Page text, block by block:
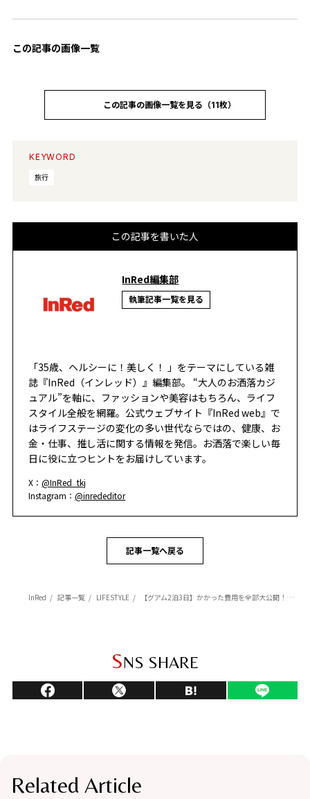
この記事の画像一覧
この記事の画像一覧を見る（11枚）
KEYWORD
旅行
この記事を書いた人
InRed編集部
執筆記事一覧を見る
「35歳、ヘルシーに！美しく！ 」をテーマにしている雑
誌『InRed（インレッド）』編集部。 “大人のお洒落カジ
ュアル”を軸に、ファッションや美容はもちろん、ライフ
スタイル全般を網羅。公式ウェブサイト『InRed web』で
はライフステージの変化の多い世代ならではの、健康、お
金・仕事、推し活に関する情報を発信。お洒落で楽しい毎
日に役に立つヒントをお届けしています。
X：@InRed_tkj
Instagram：@inrededitor
記事一覧へ戻る
InRed 記事一覧 LIFESTYLE 【グアム2泊3日】かかった費用を全部大公開！癒やされまくりの穴場リゾートをレポ
SNS SHARE
Related Article